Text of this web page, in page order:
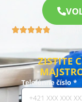
ZISTITE
Telefónne číslo *